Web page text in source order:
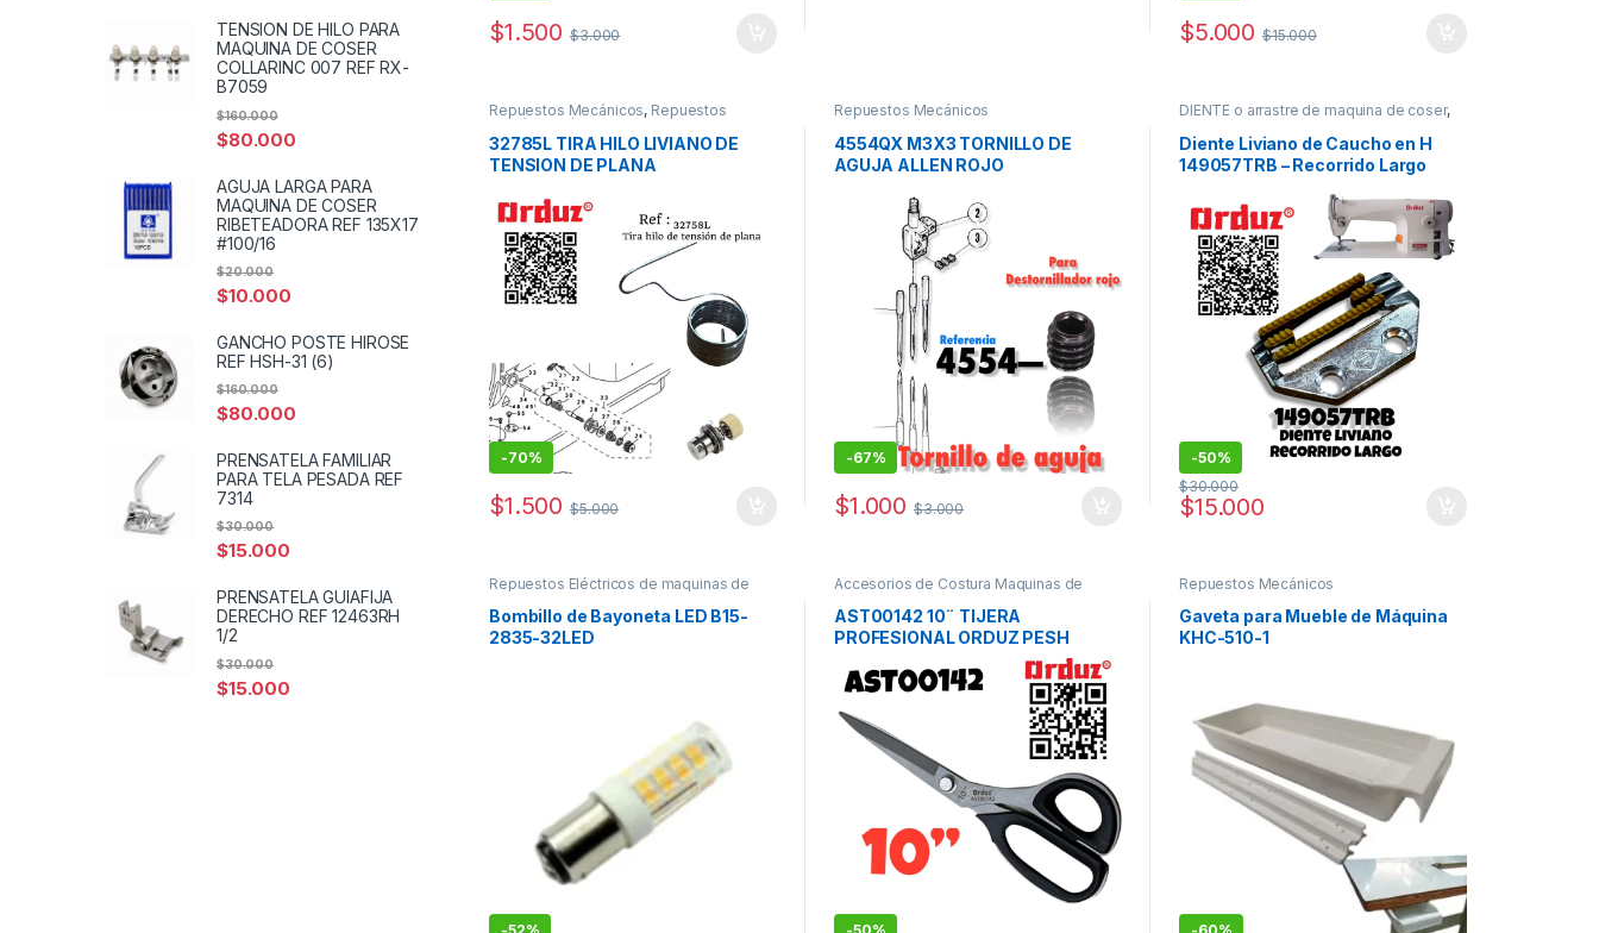
$1.500 $3.000 $5.000 $15.000
Repuestos Mecánicos, Repuestos
Mecánicos / Accesorios de Costura
32785L TIRA HILO LIVIANO DE
TENSION DE PLANA
-70%
$1.500 $5.000
Repuestos Mecánicos
4554QX M3X3 TORNILLO DE
AGUJA ALLEN ROJO
-67%
$1.000 $3.000
DIENTE o arrastre de maquina de coser,
REPUESTOS MAQUINAS DE COSER
Repuestos Mecánicos
Diente Liviano de Caucho en H
149057TRB – Recorrido Largo
-50%
$15.000
$30.000
Repuestos Eléctricos de maquinas de
coser
Bombillo de Bayoneta LED B15-
2835-32LED
Accesorios de Costura Maquinas de
AST00142 10¨ TIJERA
PROFESIONAL ORDUZ PESH
Repuestos Mecánicos
Gaveta para Mueble de Máquina
KHC-510-1
TENSION DE HILO PARA
MAQUINA DE COSER
COLLARINC 007 REF RX-
B7059
$80.000
$160.000
AGUJA LARGA PARA
MAQUINA DE COSER
RIBETEADORA REF 135X17
#100/16
$10.000
$20.000
GANCHO POSTE HIROSE
REF HSH-31 (6)
$80.000
$160.000
PRENSATELA FAMILIAR
PARA TELA PESADA REF
7314
$15.000
$30.000
PRENSATELA GUIAFIJA
DERECHO REF 12463RH
1/2
$15.000
$30.000